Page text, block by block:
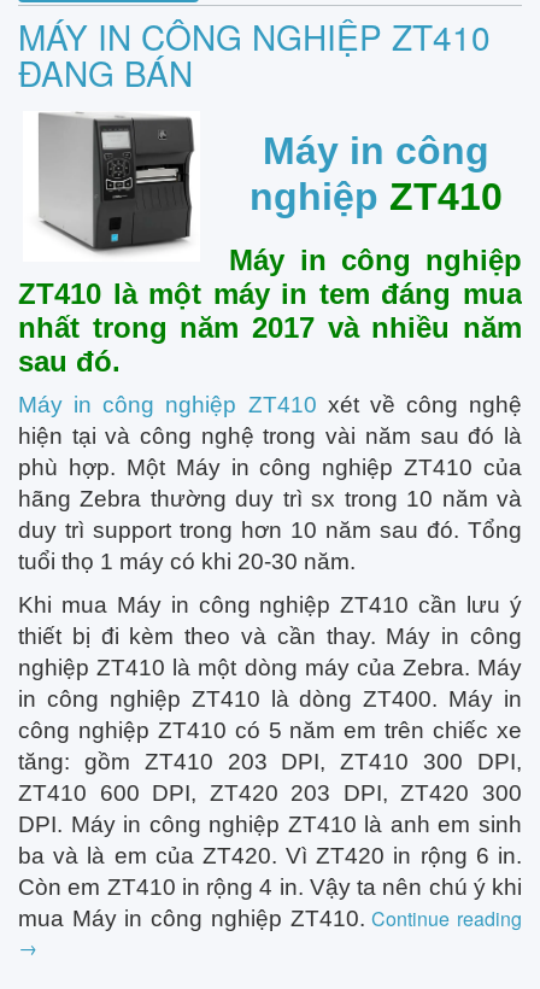
MÁY IN CÔNG NGHIỆP ZT410
ĐANG BÁN
Máy in công
nghiệp ZT410
Máy in công nghiệp
ZT410 là một máy in tem đáng mua
nhất trong năm 2017 và nhiều năm
sau đó.
Máy in công nghiệp ZT410 xét về công nghệ
hiện tại và công nghệ trong vài năm sau đó là
phù hợp. Một Máy in công nghiệp ZT410 của
hãng Zebra thường duy trì sx trong 10 năm và
duy trì support trong hơn 10 năm sau đó. Tổng
tuổi thọ 1 máy có khi 20-30 năm.
Khi mua Máy in công nghiệp ZT410 cần lưu ý
thiết bị đi kèm theo và cần thay. Máy in công
nghiệp ZT410 là một dòng máy của Zebra. Máy
in công nghiệp ZT410 là dòng ZT400. Máy in
công nghiệp ZT410 có 5 năm em trên chiếc xe
tăng: gồm ZT410 203 DPI, ZT410 300 DPI,
ZT410 600 DPI, ZT420 203 DPI, ZT420 300
DPI. Máy in công nghiệp ZT410 là anh em sinh
ba và là em của ZT420. Vì ZT420 in rộng 6 in.
Còn em ZT410 in rộng 4 in. Vậy ta nên chú ý khi
mua Máy in công nghiệp ZT410. Continue reading
→